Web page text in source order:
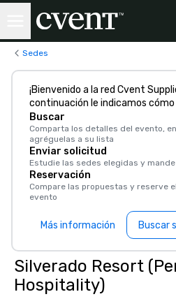
Sedes
¡Bienvenido a la red Cvent
continuación le indicamos
Buscar
Comparta los detalles del evento,
agréguelas a su lista
Enviar solicitud
Estudie las sedes elegidas y
Reservación
Compare las propuestas y reserve
evento
Más información Buscar
Silverado Resort
Hospitality)